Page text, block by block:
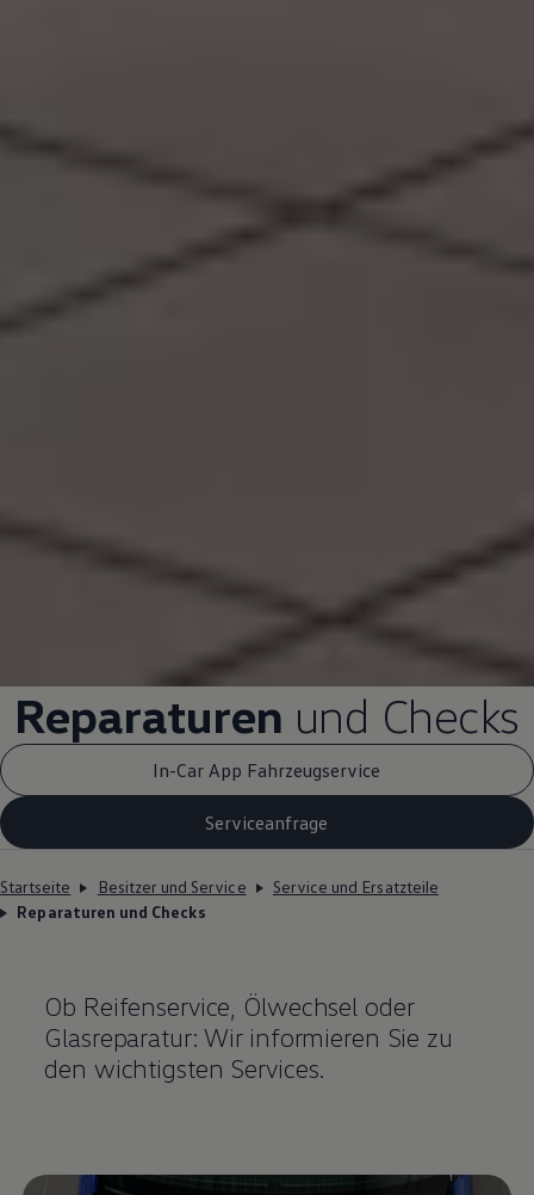
Reparaturen und Checks
In-Car App Fahrzeugservice
Serviceanfrage
Startseite Besitzer und Service
Service und Ersatzteile
Reparaturen und Checks
Ob Reifenservice, Ölwechsel oder
Glasreparatur: Wir informieren Sie zu
den wichtigsten Services.